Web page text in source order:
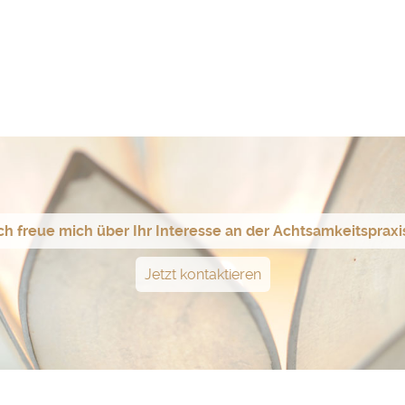
freue mich über Ihr Interesse an der
Jetzt kontaktieren